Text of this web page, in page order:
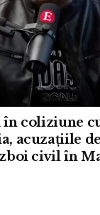
coliziune
acuzațiile
civil în